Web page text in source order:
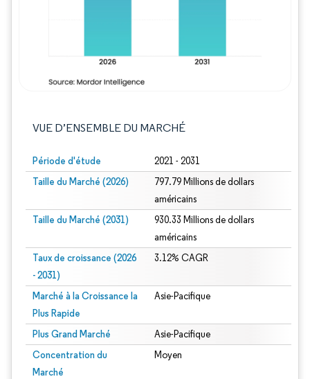
VUE D’ENSEMBLE DU MARCHÉ
Période d'étude 2021 - 2031
Taille du Marché (2026)
797.79 Millions de dollars
américains
Taille du Marché (2031)
930.33 Millions de dollars
américains
Taux de croissance (2026
- 2031)
3.12% CAGR
Marché à la Croissance la
Plus Rapide
Asie-Pacifique
Plus Grand Marché Asie-Pacifique
Concentration du
Marché
Moyen